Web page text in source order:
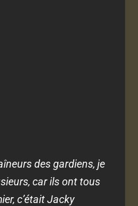
des gardiens, je
car ils ont tous
c’était Jacky